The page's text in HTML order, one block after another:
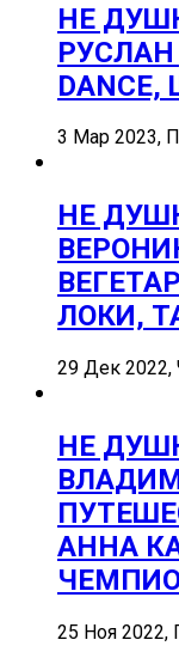
НЕ
РУСЛАН
3 Мар 2023,
НЕ
ЛОКИ,
29 Дек 2022,
НЕ
АННА
25 Ноя 2022,